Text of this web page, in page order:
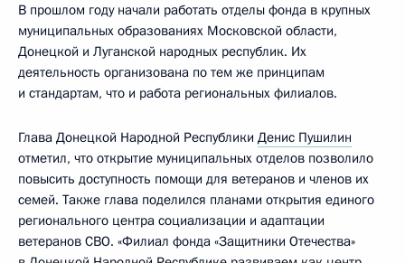
В прошлом году начали работать отделы фонда в крупных
муниципальных образованиях Московской области,
Донецкой и Луганской народных республик. Их
деятельность организована по тем же принципам
и стандартам, что и работа региональных филиалов.
Глава Донецкой Народной Республики Денис Пушилин
отметил, что открытие муниципальных отделов позволило
повысить доступность помощи для ветеранов и членов их
семей. Также глава поделился планами открытия единого
регионального центра социализации и адаптации
ветеранов СВО. «Филиал фонда «Защитники Отечества»